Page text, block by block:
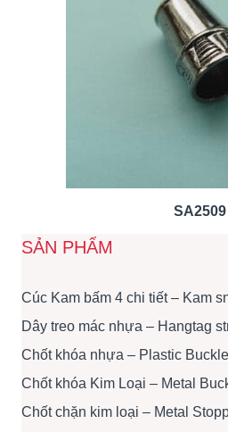
SA2509
SẢN PHẨM
Cúc Kam bấm 4 chi tiết – Kam
Dây treo mác nhựa – Hangtag
Chốt khóa nhựa – Plastic
Chốt khóa Kim Loại – Metal
Chốt chặn kim loại – Metal